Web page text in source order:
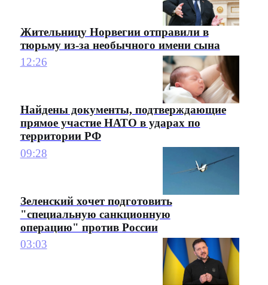
Жительницу Норвегии отправили в
тюрьму из-за необычного имени сына
12:26
Найдены документы, подтверждающие
прямое участие НАТО в ударах по
территории РФ
09:28
Зеленский хочет подготовить
"специальную санкционную
операцию" против России
03:03